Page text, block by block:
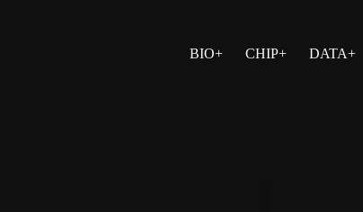
BIO+ CHIP+ DATA+